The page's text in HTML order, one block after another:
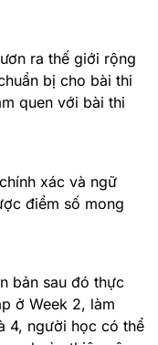
ra thế giới rộng
bị cho bài thi
quen với bài thi
xác và ngữ
điểm số mong
bản sau đó thực
ở Week 2, làm
4, người học có thể